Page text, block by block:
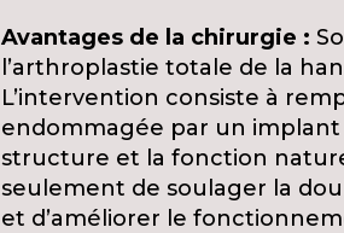
Avantages de la chirurgie :
l’arthroplastie totale de la
L’intervention consiste à
endommagée par un
structure et la fonction
seulement de soulager la
et d’améliorer le